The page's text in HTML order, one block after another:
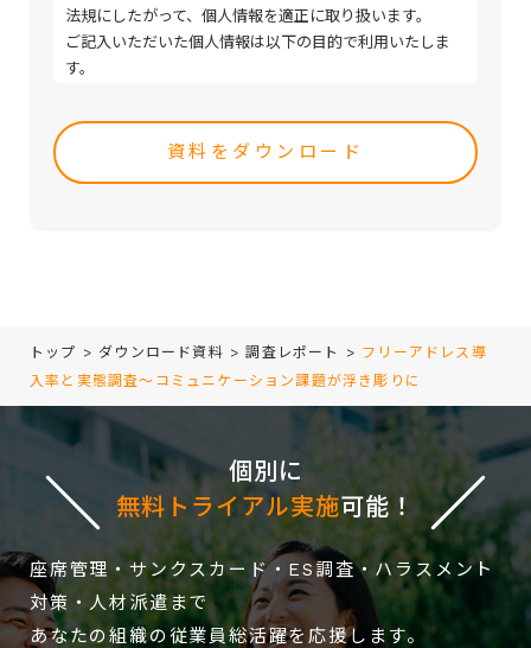
法規にしたがって、個人情報を適正に取り扱います。
ご記入いただいた個人情報は以下の目的で利用いたしま
す。
注、決済および対応
・取引（提案）に基づく役務等の授受
・当社サービス等に関する情報の提供、収集および伝達
leave
this
field
トップ > ダウンロード資料 >調査レポート > フリーアドレス導
入率と実態調査～コミュニケーション課題が浮き彫りに
個別に
無料トライアル実施可能！
座席管理・サンクスカード・ES調査・ハラスメント
対策・人材派遣まで
あなたの組織の従業員総活躍を応援します。